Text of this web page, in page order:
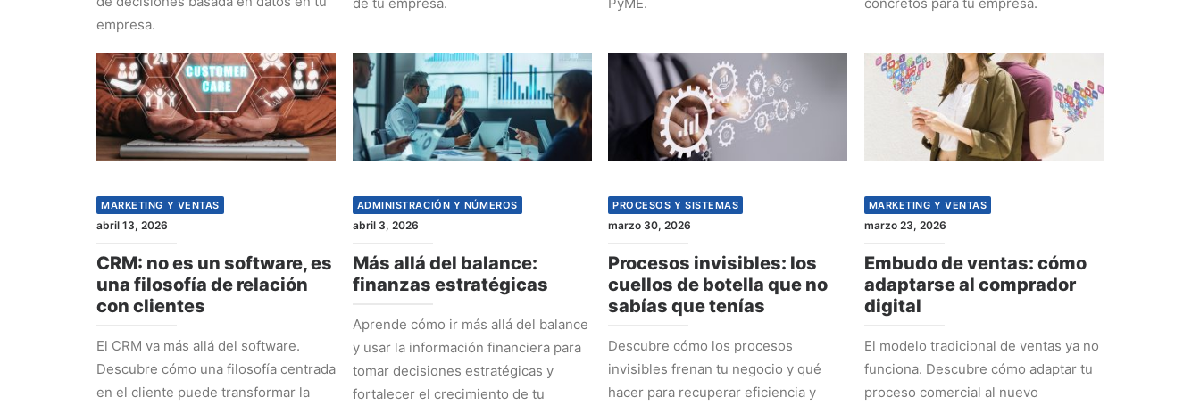
empresa.
MARKETING Y VENTAS
abril 13, 2026
CRM: no es un software, es
una filosofía de relación
con clientes
El CRM va más allá del software.
Descubre cómo una filosofía centrada
en el cliente puede transformar la
ADMINISTRACIÓN Y NÚMEROS
abril 3, 2026
Más allá del balance:
finanzas estratégicas
Aprende cómo ir más allá del balance
y usar la información financiera para
tomar decisiones estratégicas y
fortalecer el crecimiento de tu
PROCESOS Y SISTEMAS
marzo 30, 2026
Procesos invisibles: los
cuellos de botella que no
sabías que tenías
Descubre cómo los procesos
invisibles frenan tu negocio y qué
hacer para recuperar eficiencia y
MARKETING Y VENTAS
marzo 23, 2026
Embudo de ventas: cómo
adaptarse al comprador
digital
El modelo tradicional de ventas ya no
funciona. Descubre cómo adaptar tu
proceso comercial al nuevo